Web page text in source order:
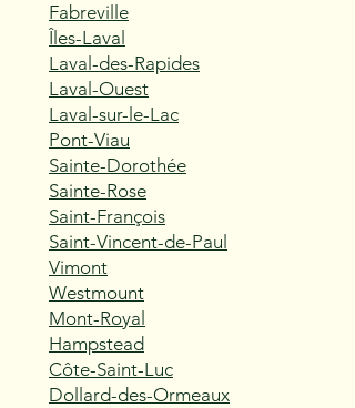
Fabreville
Îles-Laval
Laval-des-Rapides
Laval-Ouest
Laval-sur-le-Lac
Pont-Viau
Sainte-Dorothée
Sainte-Rose
Saint-François
Saint-Vincent-de-Paul
Vimont
Westmount
Mont-Royal
Hampstead
Côte-Saint-Luc
Dollard-des-Ormeaux